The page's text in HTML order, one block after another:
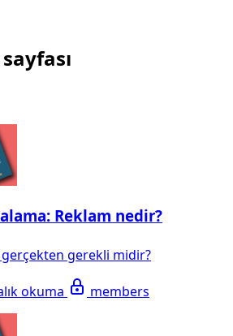
Reklam nedir?
gerçekten gerekli midir?
okuma members